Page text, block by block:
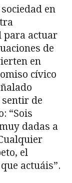
en
para actuar
de
en
cívico
de
“Sois
dadas a
el
actuáis”.